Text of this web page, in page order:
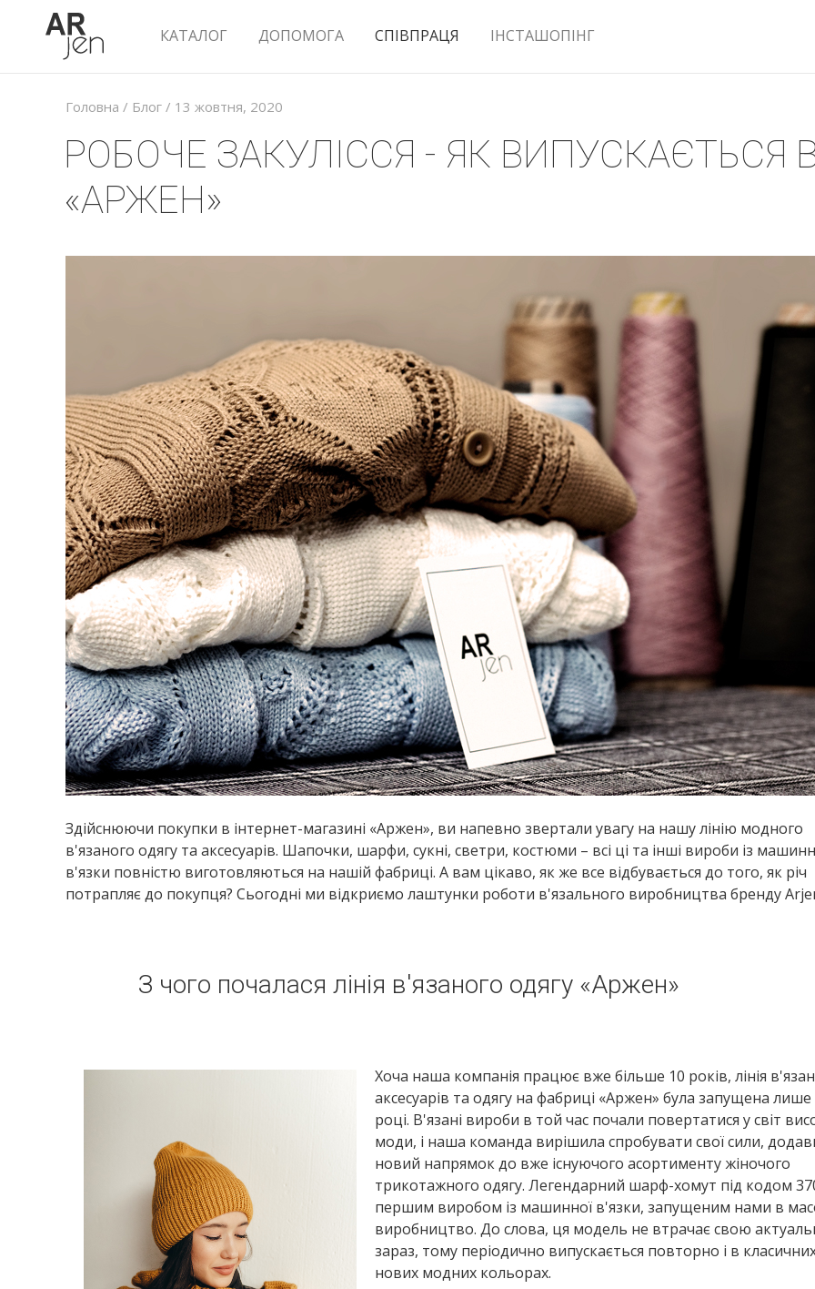
КАТАЛОГ ДОПОМОГА СПІВПРАЦЯ ІНСТАШОПІНГ
Головна / Блог / 13 жовтня, 2020
РОБОЧЕ ЗАКУЛІССЯ - ЯК ВИПУСКАЄТЬСЯ
«АРЖЕН»
Здійснюючи покупки в інтернет-магазині «Аржен», ви напевно звертали увагу на нашу лінію модного
в'язаного одягу та аксесуарів. Шапочки, шарфи, сукні, светри, костюми – всі ці та інші вироби із
в'язки повністю виготовляються на нашій фабриці. А вам цікаво, як же все відбувається до того, як річ
потрапляє до покупця? Сьогодні ми відкриємо лаштунки роботи в'язального виробництва бренду
З чого почалася лінія в'язаного одягу «Аржен»
Хоча наша компанія працює вже більше 10 років, лінія
аксесуарів та одягу на фабриці «Аржен» була запущена лише
році. В'язані вироби в той час почали повертатися у світ
моди, і наша команда вирішила спробувати свої сили,
новий напрямок до вже існуючого асортименту жіночого
трикотажного одягу. Легендарний шарф-хомут під кодом
першим виробом із машинної в'язки, запущеним нами в
виробництво. До слова, ця модель не втрачає свою
зараз, тому періодично випускається повторно і в
нових модних кольорах.